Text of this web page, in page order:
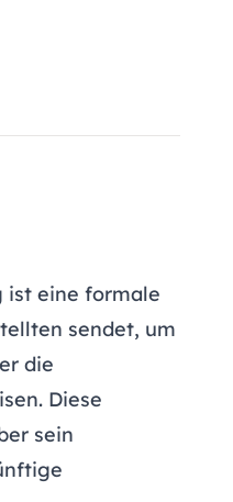
ist eine formale
sendet, um
die
Diese
sein